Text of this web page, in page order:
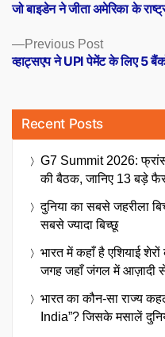
navigation
Previous PostPrevious
post:
व्हाट्सएप ने UPI पेमेंट के लिए 5
post:
जो बाइडेन ने जीता अमेरिका के
Recent Posts
G7 Summit 2026:
की बैठक, जानिए 13 बड़े
दुनिया का सबसे जहरीला
सबसे ज्यादा बिच्छू
भारत में कहाँ है एशियाई
जगह जहाँ जंगल में आज़ादी
भारत का कौन-सा राज्य
India”? जिसके मसालें